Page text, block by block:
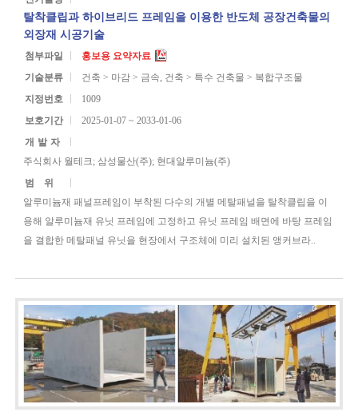
탈착클립과 하이브리드 프레임을 이용한 반도체 공장건축물의
외장재 시공기술
첨부파일
홍보용 요약자료
기술분류
건축 > 마감 > 금속, 건축 > 특수 건축물 > 복합구조물
지정번호
1009
보호기간
2025-01-07 ~ 2033-01-06
개발자
주식회사 월테크; 삼성물산(주); 현대알루미늄(주)
범위
알루미늄재 패널프레임이 부착된 다수의 개별 메탈패널을 탈착클립을 이
용해 알루미늄재 유닛 프레임에 고정하고 유닛 프레임 배면에 바탕 프레임
을 결합한 메탈패널 유닛을 현장에서 구조체에 미리 설치된 앵커브라..